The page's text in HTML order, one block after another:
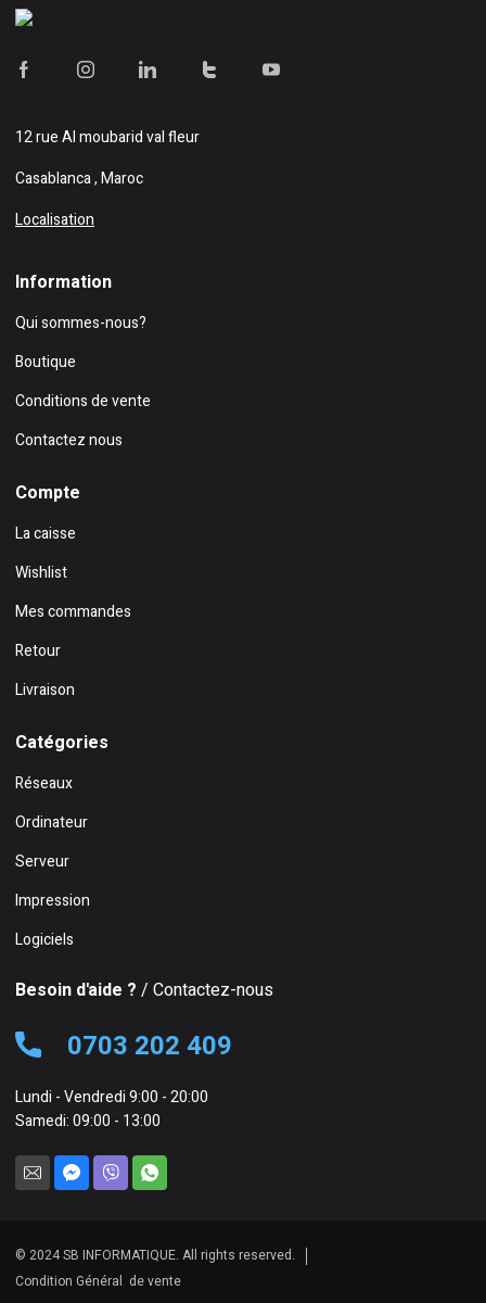
12 rue Al moubarid val fleur
Casablanca , Maroc
Localisation
Information
Qui sommes-nous?
Boutique
Conditions de vente
Contactez nous
Compte
La caisse
Wishlist
Mes commandes
Retour
Livraison
Catégories
Réseaux
Ordinateur
Serveur
Impression
Logiciels
Besoin d'aide ? / Contactez-nous
0703 202 409
Lundi - Vendredi 9:00 - 20:00
Samedi: 09:00 - 13:00
© 2024 SB INFORMATIQUE. All rights reserved.
Condition Général de vente